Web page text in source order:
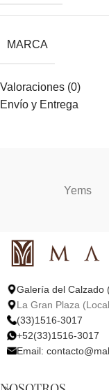
MARCA
Valoraciones (0)
Envío y Entrega
Yems
Galería del Calzado
La Gran Plaza
(33)1516-3017
+52(33)1516-3017
Email: